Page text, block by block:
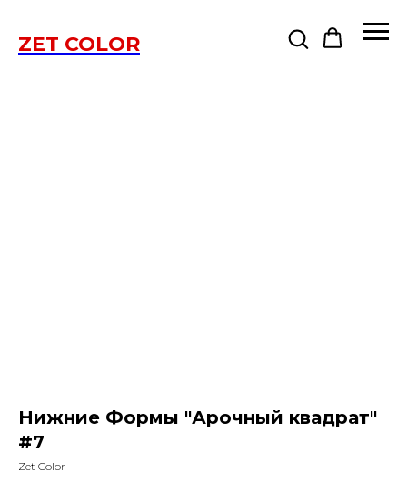
ZET COLOR
Нижние Формы "Арочный квадрат"
#7
Zet Color